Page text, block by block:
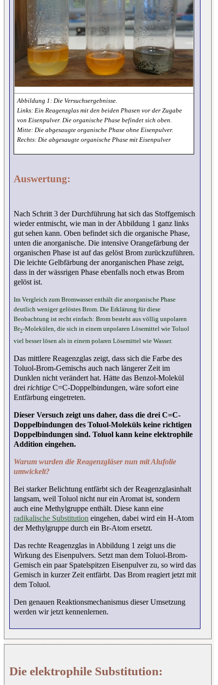
Die Versuchsergebnisse.
Links: Ein Reagenzglas mit den beiden Phasen vor der Zugabe
von Eisenpulver. Die organische Phase befindet sich oben.
Mitte: Die abgesaugte organische Phase ohne Eisenpulver.
Rechts: Die abgesaugte organische Phase mit Eisenpulver
Auswertung:
Nach Schritt 3 der Durchführung hat sich das Stoffgemisch
wieder entmischt, wie man in der Abbildung 1 ganz links
gut sehen kann. Oben befindet sich die organische Phase,
unten die anorganische. Die intensive Orangefärbung der
organischen Phase ist auf das gelöst Brom zurückzuführen.
Die leichte Gelbfärbung der anorganischen Phase zeigt,
dass in der wässrigen Phase ebenfalls noch etwas Brom
gelöst ist.
Im Vergleich zum Bromwasser enthält die anorganische Phase
deutlich weniger gelöstes Brom. Die Erklärung für diese
Beobachtung ist recht einfach: Brom besteht aus völlig unpolaren
Br2-Molekülen, die sich in einem unpolaren Lösemittel wie Toluol
viel besser lösen als in einem polaren Lösemittel wie Wasser.
Das mittlere Reagenzglas zeigt, dass sich die Farbe des
Toluol-Brom-Gemischs auch nach längerer Zeit im
Dunklen nicht verändert hat. Hätte das Benzol-Molekül
drei richtigeC=C-Doppelbindungen, wäre sofort eine
Entfärbung eingetreten.
Dieser Versuch zeigt uns daher, dass die drei C=C-
Doppelbindungen des Toluol-Moleküls keine richtigen
Doppelbindungen sind. Toluol kann keine elektrophile
Addition eingehen.
Warum wurden die Reagenzgläser nun mit Alufolie
umwickelt?
Bei starker Belichtung entfärbt sich der Reagenzglasinhalt
langsam, weil Toluol nicht nur ein Aromat ist, sondern
auch eine Methylgruppe enthält. Diese kann eine
radikalische Substitution eingehen, dabei wird ein H-Atom
der Methylgruppe durch ein Br-Atom ersetzt.
Das rechte Reagenzglas in Abbildung 1 zeigt uns die
Wirkung des Eisenpulvers. Setzt man dem Toluol-Brom-
Gemisch ein paar Spatelspitzen Eisenpulver zu, so wird das
Gemisch in kurzer Zeit entfärbt. Das Brom reagiert jetzt mit
dem Toluol.
Den genauen Reaktionsmechanismus dieser Umsetzung
werden wir jetzt kennenlernen.
Die elektrophile Substitution: